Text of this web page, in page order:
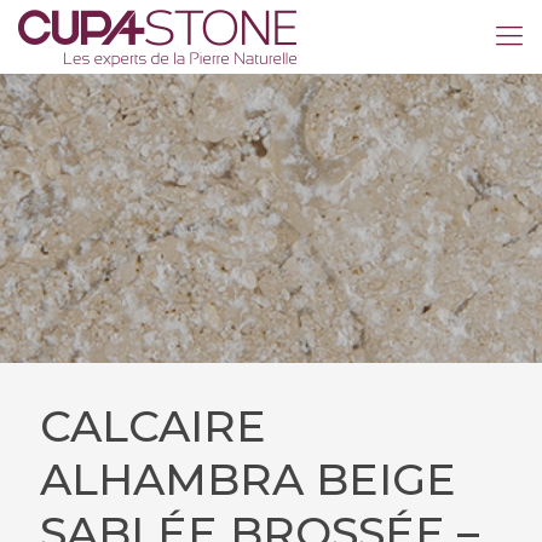
CALCAIRE
ALHAMBRA BEIGE